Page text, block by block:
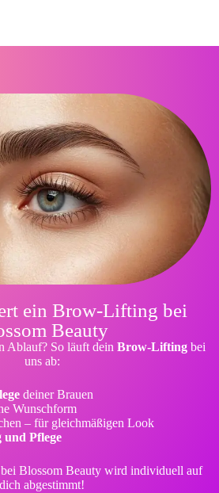
ein Brow-Lifting bei
Beauty
Ablauf? So läuft dein Brow-Lifting bei
uns ab:
deiner Brauen
Wunschform
– für gleichmäßigen Look
und Pflege
Blossom Beauty wird individuell auf
dich abgestimmt!